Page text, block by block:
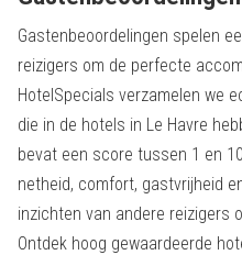
Gastenbeoordelingen spelen
reizigers om de perfecte
HotelSpecials verzamelen we
die in de hotels in Le Havre
bevat een score tussen 1 en
netheid, comfort, gastvrijheid
inzichten van andere reizigers
Ontdek hoog gewaardeerde